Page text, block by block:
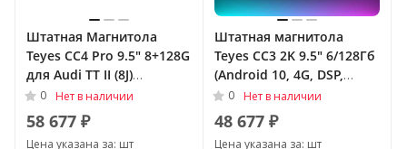
Штатная Магнитола
Teyes CC4 Pro 9.5" 8+128G
для Audi TT II (8J)
Рестайлинг 2010 - 2014
0 Нет в наличии
58 677 ₽
Цена указана за: шт
Штатная магнитола
Teyes CC3 2K 9.5" 6/128Гб
(Android 10, 4G, DSP,
QLed) для Audi TT II (8J)
Рестайлинг 2010 - 2014
0 Нет в наличии
48 677 ₽
Цена указана за: шт